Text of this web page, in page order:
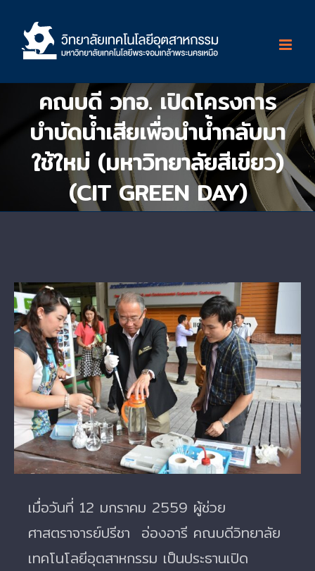
content
คณบดี วทอ. เปิดโครงการ
บำบัดน้ำเสียเพื่อนำน้ำกลับมา
ใช้ใหม่ (มหาวิทยาลัยสีเขียว)
(CIT GREEN DAY)
View
Larger
Image
เมื่อวันที่ 12 มกราคม 2559 ผู้ช่วย
ศาสตราจารย์ปรีชา อ่องอารี คณบดีวิทยาลัย
เทคโนโลยีอุตสาหกรรม เป็นประธานเปิด